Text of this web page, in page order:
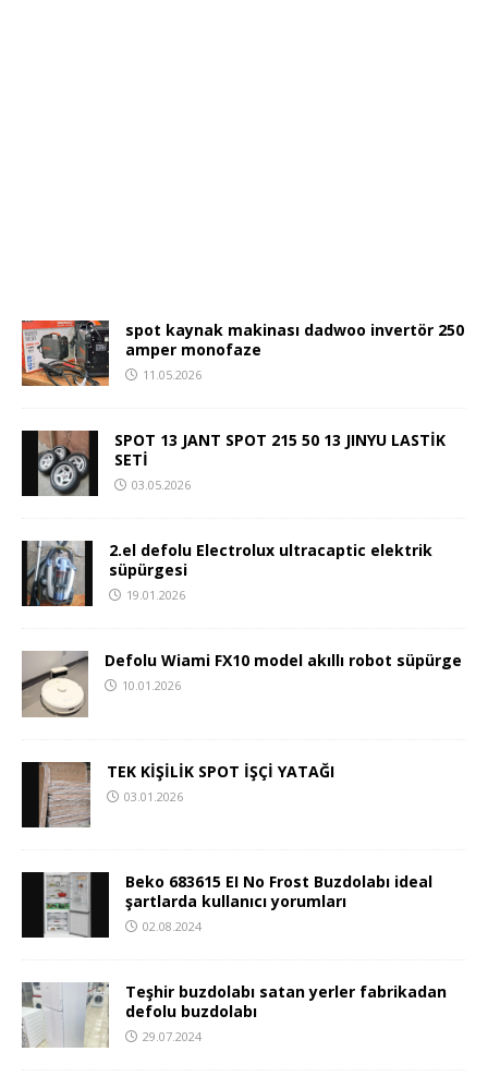
spot kaynak makinası dadwoo invertör 250
amper monofaze
11.05.2026
SPOT 13 JANT SPOT 215 50 13 JINYU LASTİK
SETİ
03.05.2026
2.el defolu Electrolux ultracaptic elektrik
süpürgesi
19.01.2026
Defolu Wiami FX10 model akıllı robot süpürge
10.01.2026
TEK KİŞİLİK SPOT İŞÇİ YATAĞI
03.01.2026
Beko 683615 EI No Frost Buzdolabı ideal
şartlarda kullanıcı yorumları
02.08.2024
Teşhir buzdolabı satan yerler fabrikadan
defolu buzdolabı
29.07.2024